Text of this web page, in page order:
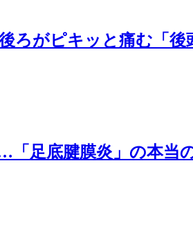
ろがピキッと痛む「
足底腱膜炎」の本当